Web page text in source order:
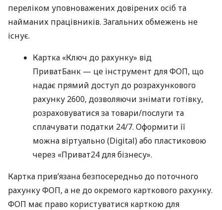
переліком уповноважених довірених осіб та
найманих працівників. Загальних обмежень не
існує.
Картка «Ключ до рахунку» від
ПриватБанк — це інструмент для ФОП, що
надає прямий доступ до розрахункового
рахунку 2600, дозволяючи знімати готівку,
розраховуватися за товари/послуги та
сплачувати податки 24/7. Оформити її
можна віртуально (Digital) або пластиковою
через «Приват24 для бізнесу».
Картка прив’язана безпосередньо до поточного
рахунку ФОП, а не до окремого карткового рахунку.
ФОП має право користуватися карткою для